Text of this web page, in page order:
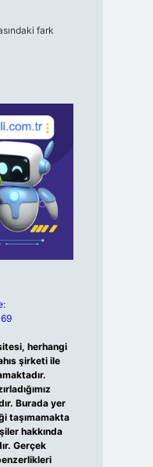
fark
herhangi
şirketi ile
Burada yer
taşımamakta
hakkında
Gerçek